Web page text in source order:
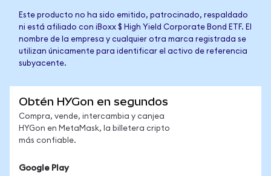
Este producto no ha sido emitido, patrocinado, respaldado
ni está afiliado con iBoxx $ High Yield Corporate Bond ETF. El
nombre de la empresa y cualquier otra marca registrada se
utilizan únicamente para identificar el activo de referencia
subyacente.
Obtén HYGon en segundos
Compra, vende, intercambia y canjea
HYGon en MetaMask, la billetera cripto
más confiable.
Google Play